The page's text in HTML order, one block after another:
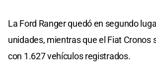
La Ford Ranger quedó en segundo
unidades, mientras que el Fiat Cronos
con 1.627 vehículos registrados.